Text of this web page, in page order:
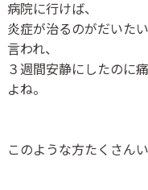
病院に行けば、
炎症が治るのがだいた
言われ、
３週間安静にしたのに
よね。
このような方たくさん